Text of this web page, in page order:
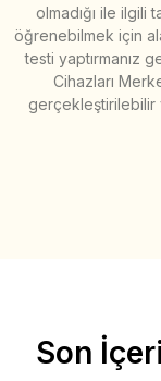
olmadığı ile ilgili
öğrenebilmek için
testi yaptırmanız
Cihazları
gerçekleştirilebilir
Son